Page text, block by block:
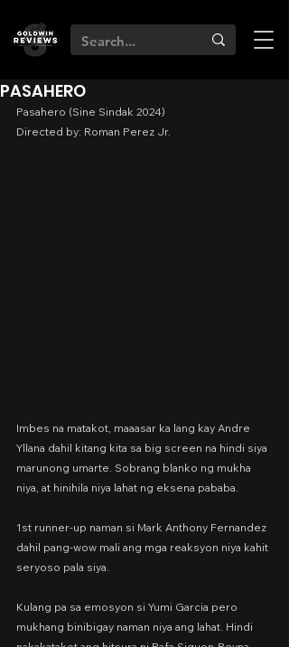
PASAHERO
Pasahero (Sine Sindak 2024)
Directed by: Roman Perez Jr.
Imbes na matakot, maaasar ka lang kay Andre
Yllana dahil kitang kita sa big screen na hindi siya
marunong umarte. Sobrang blanko ng mukha
niya, at hinihila niya lahat ng eksena pababa.
1st runner-up naman si Mark Anthony Fernandez
dahil pang-wow mali ang mga reaksyon niya kahit
seryoso pala siya.
Kulang pa sa emosyon si Yumi Garcia pero
mukhang binibigay naman niya ang lahat. Hindi